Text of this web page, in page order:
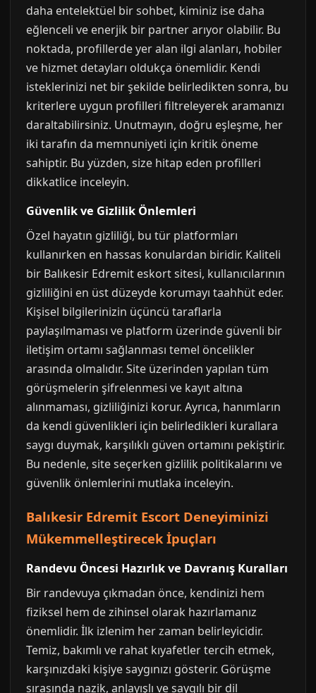
daha entelektüel bir sohbet, kiminiz ise daha
eğlenceli ve enerjik bir partner arıyor olabilir. Bu
noktada, profillerde yer alan ilgi alanları, hobiler
ve hizmet detayları oldukça önemlidir. Kendi
isteklerinizi net bir şekilde belirledikten sonra, bu
kriterlere uygun profilleri filtreleyerek aramanızı
daraltabilirsiniz. Unutmayın, doğru eşleşme, her
iki tarafın da memnuniyeti için kritik öneme
sahiptir. Bu yüzden, size hitap eden profilleri
dikkatlice inceleyin.
Güvenlik ve Gizlilik Önlemleri
Özel hayatın gizliliği, bu tür platformları
kullanırken en hassas konulardan biridir. Kaliteli
bir Balıkesir Edremit eskort sitesi, kullanıcılarının
gizliliğini en üst düzeyde korumayı taahhüt eder.
Kişisel bilgilerinizin üçüncü taraflarla
paylaşılmaması ve platform üzerinde güvenli bir
iletişim ortamı sağlanması temel öncelikler
arasında olmalıdır. Site üzerinden yapılan tüm
görüşmelerin şifrelenmesi ve kayıt altına
alınmaması, gizliliğinizi korur. Ayrıca, hanımların
da kendi güvenlikleri için belirledikleri kurallara
saygı duymak, karşılıklı güven ortamını pekiştirir.
Bu nedenle, site seçerken gizlilik politikalarını ve
güvenlik önlemlerini mutlaka inceleyin.
Balıkesir Edremit Escort Deneyiminizi
Mükemmelleştirecek İpuçları
Randevu Öncesi Hazırlık ve Davranış Kuralları
Bir randevuya çıkmadan önce, kendinizi hem
fiziksel hem de zihinsel olarak hazırlamanız
önemlidir. İlk izlenim her zaman belirleyicidir.
Temiz, bakımlı ve rahat kıyafetler tercih etmek,
karşınızdaki kişiye saygınızı gösterir. Görüşme
sırasında nazik, anlayışlı ve saygılı bir dil